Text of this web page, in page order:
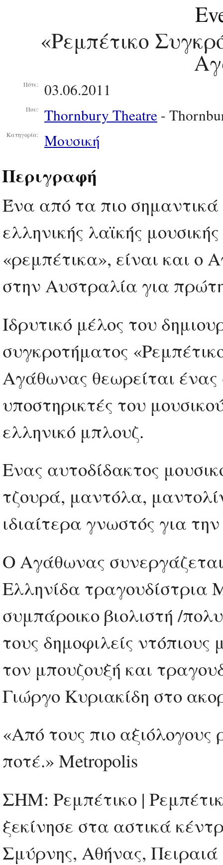
«Ρεμπέτικο
Πότε: 03.06.2011
Που: Thornbury Theatre -
Κατηγορία: Μουσική
Περιγραφή
Ένα από τα πιο
ελληνικής λαϊκής
«ρεμπέτικα», είναι και ο
στην Αυστραλία για
Ιδρυτικό μέλος του
συγκροτήματος
Αγάθωνας θεωρείται
υποστηρικτές του
ελληνικό μπλουζ.
Ενας αυτοδίδακτος
τζουρά, μαντόλα,
ιδιαίτερα γνωστός για
Ο Αγάθωνας
Ελληνίδα τραγουδίστρια
συμπάροικο βιολιστή /
τους δημοφιλείς
τον μπουζουξή και
Γιώργο Κυριακίδη στο
«Από τους πιο αξιόλογους
ποτέ.» Metropolis
ΣΗΜ: Ρεμπέτικο |
ξεκίνησε στα αστικά
Σμύρνης, Αθήνας,